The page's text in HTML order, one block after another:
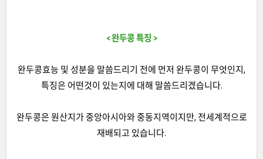
< 완두콩 특징 >
완두콩효능 및 성분을 말씀드리기 전에 먼저 완두콩이 무엇인지,
특징은 어떤것이 있는지에 대해 말씀드리겠습니다.
완두콩은 원산지가 중앙아시아와 중동지역이지만, 전세계적으로
재배되고 있습니다.